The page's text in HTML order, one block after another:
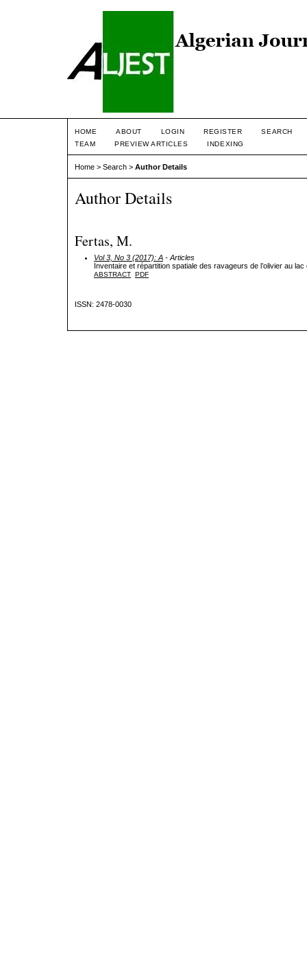
HOME ABOUT LOGIN REGISTER
SEARCH
TEAM
PREVIEW ARTICLES INDEXING
Home > Search > Author Details
Author Details
Fertas, M.
Vol 3, No 3 (2017): A - Articles
Inventaire et répartition spatiale des ravageurs de l’olivier au lac
ABSTRACT PDF
ISSN: 2478-0030